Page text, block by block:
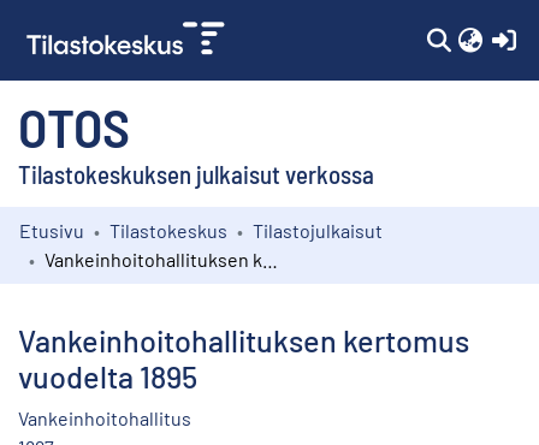
OTOS
Tilastokeskuksen julkaisut verkossa
Kokoelmat
Etusivu Tilastokeskus
Tilastojulkaisut
Vankeinhoitohallituksen kertomus
vuodelta 1895
Vankeinhoitohallitus